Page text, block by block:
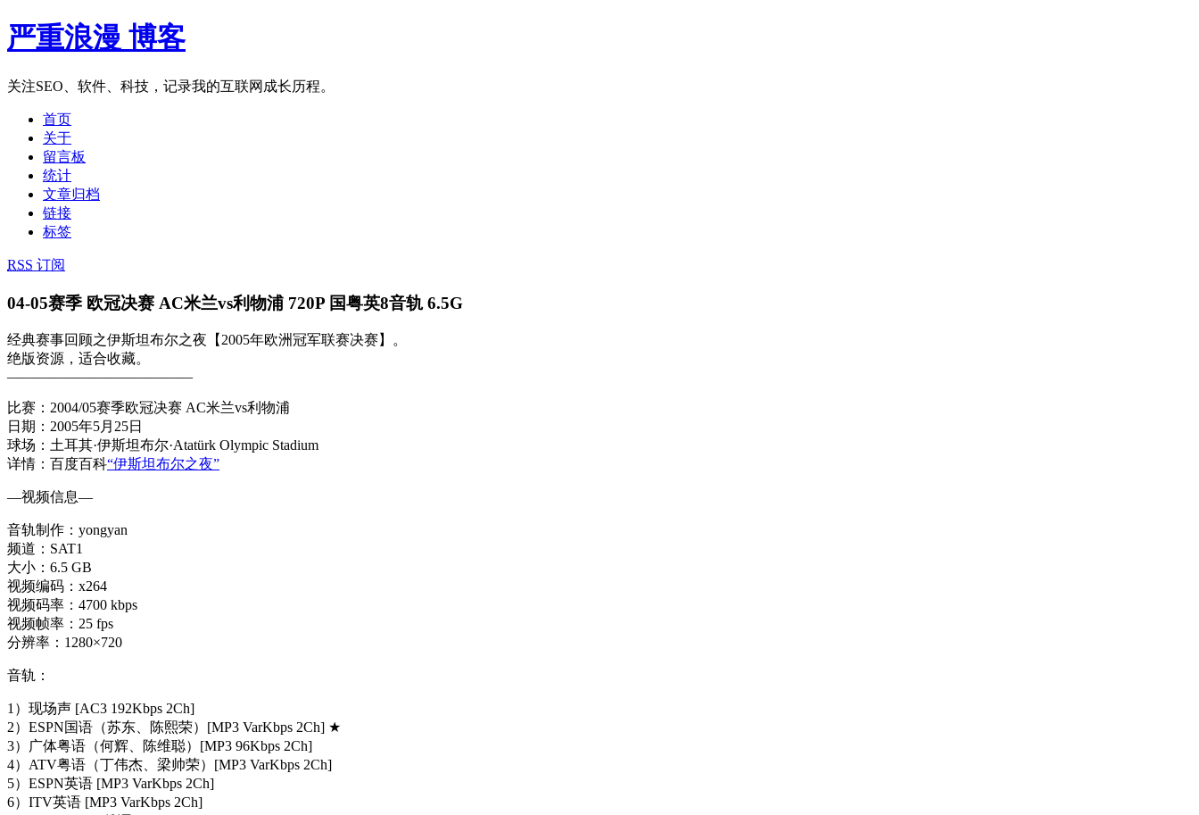
严重浪漫 博客
关注SEO、软件、科技，记录我的互联网成长历程。
首页
关于
留言板
统计
文章归档
链接
标签
RSS 订阅
04-05赛季 欧冠决赛 AC米兰vs利物浦 720P 国粤英8音轨 6.5G
经典赛事回顾之伊斯坦布尔之夜【2005年欧洲冠军联赛决赛】。
绝版资源，适合收藏。
—————————————
比赛：2004/05赛季欧冠决赛 AC米兰vs利物浦
日期：2005年5月25日
球场：土耳其·伊斯坦布尔·Atatürk Olympic Stadium
详情：百度百科“伊斯坦布尔之夜”
—视频信息—
音轨制作：yongyan
频道：SAT1
大小：6.5 GB
视频编码：x264
视频码率：4700 kbps
视频帧率：25 fps
分辨率：1280×720
音轨：
1）现场声 [AC3 192Kbps 2Ch]
2）ESPN国语（苏东、陈熙荣）[MP3 VarKbps 2Ch] ★
3）广体粤语（何辉、陈维聪）[MP3 96Kbps 2Ch]
4）ATV粤语（丁伟杰、梁帅荣）[MP3 VarKbps 2Ch]
5）ESPN英语 [MP3 VarKbps 2Ch]
6）ITV英语 [MP3 VarKbps 2Ch]